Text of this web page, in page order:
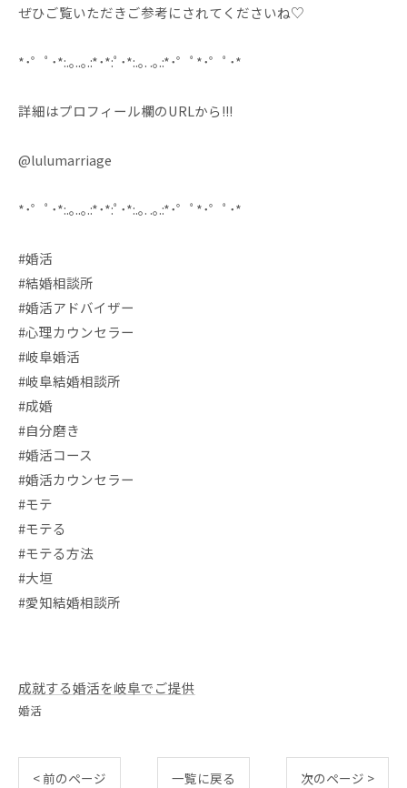
ぜひご覧いただきご参考にされてくださいね♡
*･゜ﾟ･*:.｡..｡.:*･*:ﾟ･*:.｡. .｡.:*･゜ﾟ*･゜ﾟ･*
詳細はプロフィール欄のURLから!!!
@lulumarriage
*･゜ﾟ･*:.｡..｡.:*･*:ﾟ･*:.｡. .｡.:*･゜ﾟ*･゜ﾟ･*
#婚活
#結婚相談所
#婚活アドバイザー
#心理カウンセラー
#岐阜婚活
#岐阜結婚相談所
#成婚
#自分磨き
#婚活コース
#婚活カウンセラー
#モテ
#モテる
#モテる方法
#大垣
#愛知結婚相談所
成就する婚活を岐阜でご提供
婚活
< 前のページ 一覧に戻る 次のページ >